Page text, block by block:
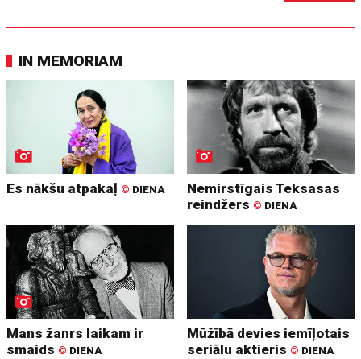
IN MEMORIAM
Es nākšu atpakaļ © DIENA
Nemirstīgais Teksasas
reindžers © DIENA
Mans žanrs laikam ir
smaids © DIENA
Mūžībā devies iemīļotais
seriālu aktieris © DIENA